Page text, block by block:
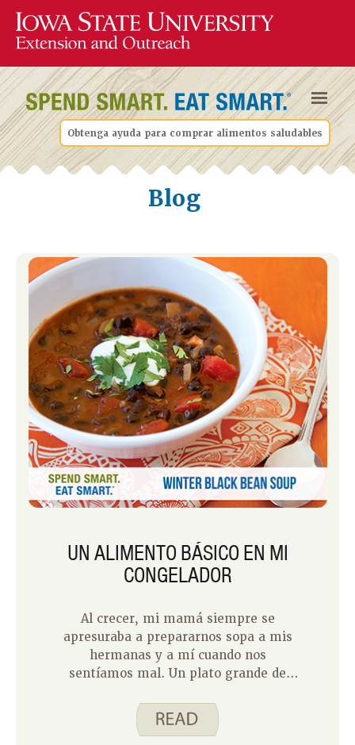
Obtenga ayuda para comprar alimentos saludables
Blog
UN ALIMENTO BÁSICO EN MI
CONGELADOR
Al crecer, mi mamá siempre se
apresuraba a prepararnos sopa a mis
hermanas y a mí cuando nos
sentíamos mal. Un plato grande de
poco de consuelo en los momentos en
que más lo he necesitado. Como adulto